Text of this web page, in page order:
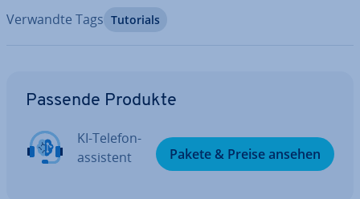
Verwandte Tags Tutorials
Passende Produkte
KI-Te­le­fon­
as­sis­tent
Pakete & Preise ansehen